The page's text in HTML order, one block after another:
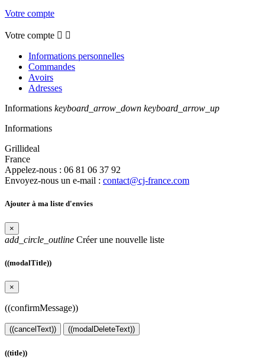
Votre compte
Votre compte  
Informations personnelles
Commandes
Avoirs
Adresses
Informations keyboard_arrow_down keyboard_arrow_up
Informations
Grillideal
France
Appelez-nous : 06 81 06 37 92
Envoyez-nous un e-mail : contact@cj-france.com
Ajouter à ma liste d'envies
×
add_circle_outline Créer une nouvelle liste
((modalTitle))
×
((confirmMessage))
((cancelText)) ((modalDeleteText))
((title))